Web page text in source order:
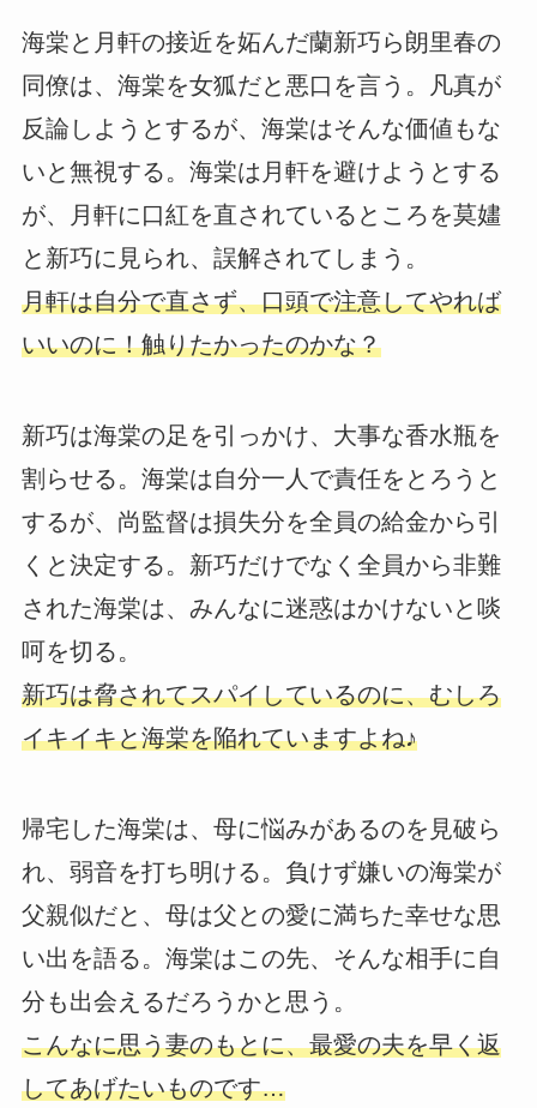
海棠と月軒の接近を妬んだ蘭新巧ら朗里春の
同僚は、海棠を女狐だと悪口を言う。凡真が
反論しようとするが、海棠はそんな価値もな
いと無視する。海棠は月軒を避けようとする
が、月軒に口紅を直されているところを莫嫿
と新巧に見られ、誤解されてしまう。
月軒は自分で直さず、口頭で注意してやれば
いいのに！触りたかったのかな？
新巧は海棠の足を引っかけ、大事な香水瓶を
割らせる。海棠は自分一人で責任をとろうと
するが、尚監督は損失分を全員の給金から引
くと決定する。新巧だけでなく全員から非難
された海棠は、みんなに迷惑はかけないと啖
呵を切る。
新巧は脅されてスパイしているのに、むしろ
イキイキと海棠を陥れていますよね♪
帰宅した海棠は、母に悩みがあるのを見破ら
れ、弱音を打ち明ける。負けず嫌いの海棠が
父親似だと、母は父との愛に満ちた幸せな思
い出を語る。海棠はこの先、そんな相手に自
分も出会えるだろうかと思う。
こんなに思う妻のもとに、最愛の夫を早く返
してあげたいものです…